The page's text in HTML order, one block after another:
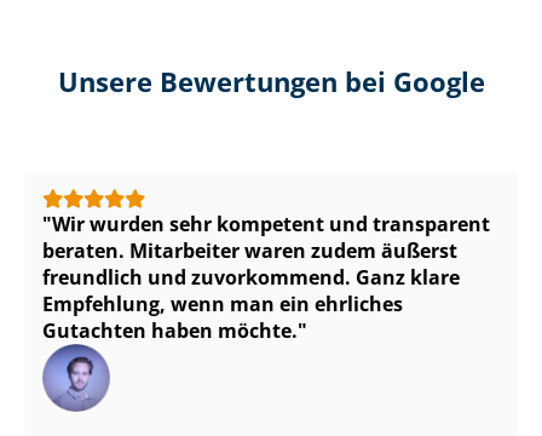
Unsere Bewertungen bei Google
Wir wurden sehr kompetent und transparent
beraten. Mitarbeiter waren zudem äußerst
freundlich und zuvorkommend. Ganz klare
Empfehlung, wenn man ein ehrliches
Gutachten haben möchte.